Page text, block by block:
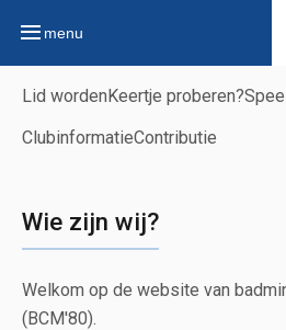
menu
Lid worden Keertje proberen?
ClubinformatieContributie
Wie zijn wij?
Welkom op de website van
(BCM'80).